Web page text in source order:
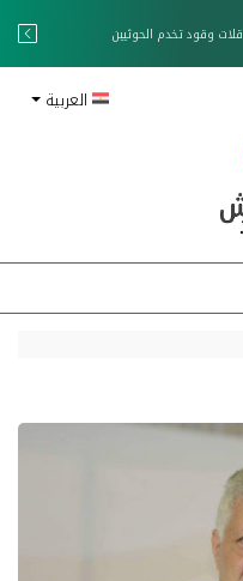
وقود تخدم الحوثيين
العربية